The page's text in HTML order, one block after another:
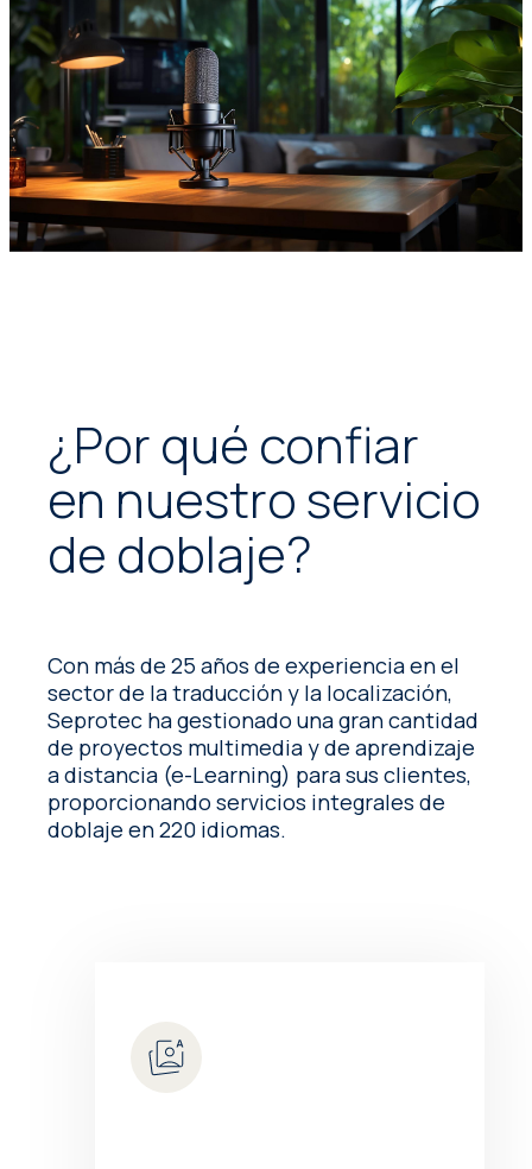
¿Por qué confiar
en nuestro servicio
de doblaje?
Con más de 25 años de experiencia en el
sector de la traducción y la localización,
Seprotec ha gestionado una gran cantidad
de proyectos multimedia y de aprendizaje
a distancia (e-Learning) para sus clientes,
proporcionando servicios integrales de
doblaje en 220 idiomas.